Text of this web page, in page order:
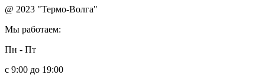
@ 2023 "Термо-Волга"
Мы работаем:
Пн - Пт
с 9:00 до 19:00